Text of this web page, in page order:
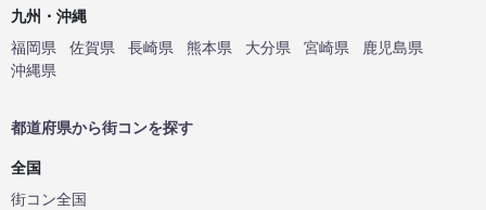
九州・沖縄
福岡県
佐賀県 長崎県 熊本県 大分県 宮崎県
鹿児島県
沖縄県
都道府県から街コンを探す
全国
街コン全国